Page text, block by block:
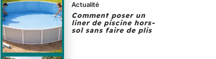
Actualité
Comment poser un
liner de piscine hors-
sol sans faire de plis